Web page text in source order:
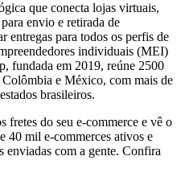
que conecta lojas virtuais,
envio e retirada de
entregas para todos os perfis de
individuais (MEI)
fundada em 2019, reúne 2500
e México, com mais de
brasileiros.
fretes do seu e-commerce e vê o
40 mil e-commerces ativos e
enviadas com a gente. Confira